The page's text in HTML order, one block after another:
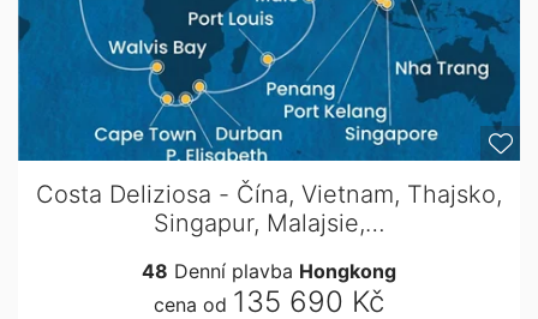
Costa Deliziosa - Čína, Vietnam, Thajsko,
Singapur, Malajsie,…
48 Denní plavba Hongkong
cena od 135 690 Kč